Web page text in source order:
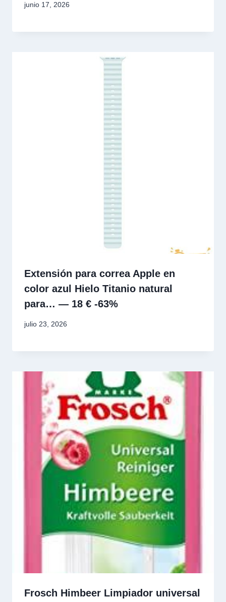
junio 17, 2026
Extensión para correa Apple en
color azul Hielo Titanio natural
para… — 18 € -63%
julio 23, 2026
Frosch Himbeer Limpiador universal